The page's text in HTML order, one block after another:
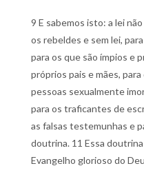
9 E sabemos isto: a lei
os rebeldes e sem lei,
para os que são ímpios e
próprios pais e mães, para
pessoas sexualmente
para os traficantes de
as falsas testemunhas e
doutrina. 11 Essa
Evangelho glorioso do